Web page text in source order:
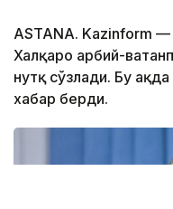
ASTANA. Kazinform —
Халқаро ҳарбий-
нутқ сўзлади. Бу
хабар берди.